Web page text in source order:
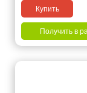
Купить
Получить в